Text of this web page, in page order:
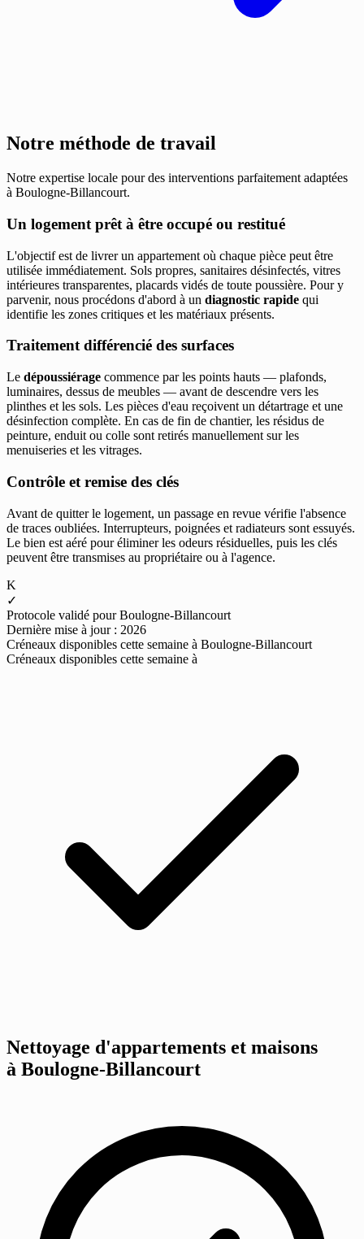
Notre méthode de travail
Notre expertise locale pour des interventions parfaitement adaptées
à Boulogne-Billancourt.
Un logement prêt à être occupé ou restitué
L'objectif est de livrer un appartement où chaque pièce peut être
utilisée immédiatement. Sols propres, sanitaires désinfectés, vitres
intérieures transparentes, placards vidés de toute poussière. Pour y
parvenir, nous procédons d'abord à un diagnostic rapide qui
identifie les zones critiques et les matériaux présents.
Traitement différencié des surfaces
Le dépoussiérage commence par les points hauts — plafonds,
luminaires, dessus de meubles — avant de descendre vers les
plinthes et les sols. Les pièces d'eau reçoivent un détartrage et une
désinfection complète. En cas de fin de chantier, les résidus de
peinture, enduit ou colle sont retirés manuellement sur les
menuiseries et les vitrages.
Contrôle et remise des clés
Avant de quitter le logement, un passage en revue vérifie l'absence
de traces oubliées. Interrupteurs, poignées et radiateurs sont essuyés.
Le bien est aéré pour éliminer les odeurs résiduelles, puis les clés
peuvent être transmises au propriétaire ou à l'agence.
K
✓
Protocole validé pour Boulogne-Billancourt
Dernière mise à jour : 2026
Créneaux disponibles cette semaine à Boulogne-Billancourt
Créneaux disponibles cette semaine à
Nettoyage d'appartements et maisons
à Boulogne-Billancourt